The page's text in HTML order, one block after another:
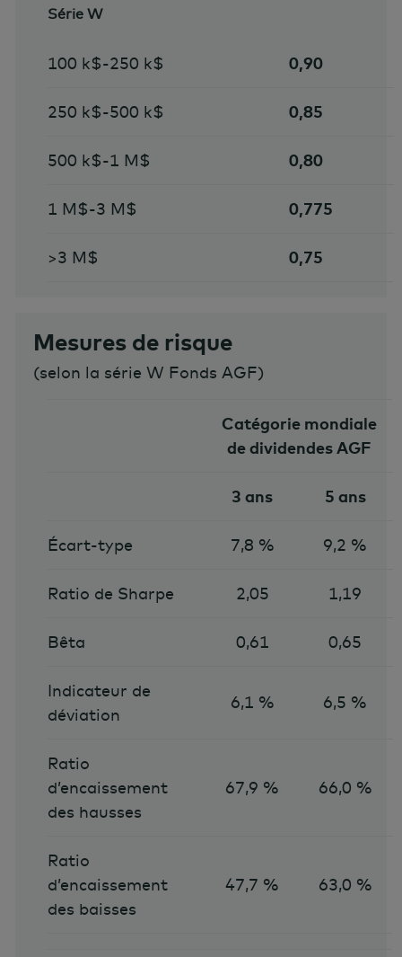
Série W
100 k$-250 k$ 0,90
250 k$-500 k$ 0,85
500 k$-1 M$ 0,80
1 M$-3 M$ 0,775
>3 M$ 0,75
Mesures de risque
(selon la série W Fonds AGF)
Catégorie mondiale
de dividendes AGF
3 ans 5 ans
Écart-type 7,8 % 9,2 %
Ratio de Sharpe 2,05 1,19
Bêta 0,61 0,65
Indicateur de
déviation
6,1 % 6,5 %
Ratio
d’encaissement
des hausses
67,9 % 66,0 %
Ratio
d’encaissement
des baisses
47,7 % 63,0 %